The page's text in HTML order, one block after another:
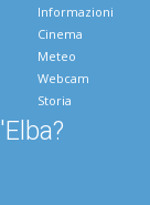
Informazioni
Cinema
Meteo
Webcam
Storia